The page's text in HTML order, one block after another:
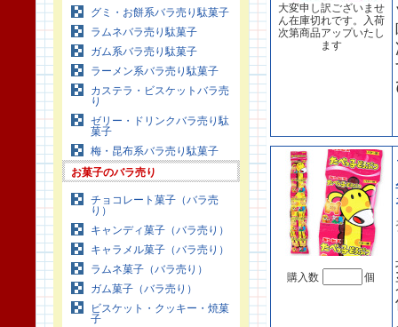
グミ・お餅系バラ売り駄菓子
ラムネバラ売り駄菓子
ガム系バラ売り駄菓子
ラーメン系バラ売り駄菓子
カステラ・ビスケットバラ売
り
ゼリー・ドリンクバラ売り駄
菓子
梅・昆布系バラ売り駄菓子
お菓子のバラ売り
チョコレート菓子（バラ売
り）
キャンディ菓子（バラ売り）
キャラメル菓子（バラ売り）
ラムネ菓子（バラ売り）
ガム菓子（バラ売り）
ビスケット・クッキー・焼菓
子
大変申し訳ございませ
ん在庫切れです。入荷
次第商品アップいたし
ます
購入数 個